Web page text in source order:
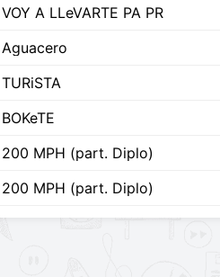
VOY A LLeVARTE PA PR
Aguacero
TURiSTA
BOKeTE
200 MPH (part. Diplo)
200 MPH (part. Diplo)
120